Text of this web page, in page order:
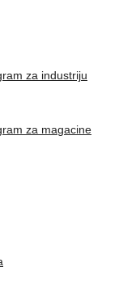
za industriju
za magacine